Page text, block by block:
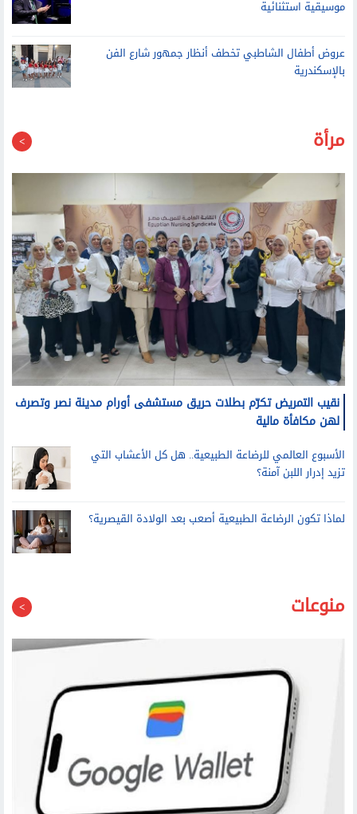
موسيقية استثنائية
عروض أطفال الشاطبي تخطف أنظار جمهور شارع الفن
بالإسكندرية
مرأة
نقيب التمريض تكرّم بطلات حريق مستشفى أورام مدينة نصر وتصرف
لهن مكافأة مالية
الأسبوع العالمي للرضاعة الطبيعية.. هل كل الأعشاب التي
تزيد إدرار اللبن آمنة؟
لماذا تكون الرضاعة الطبيعية أصعب بعد الولادة القيصرية؟
منوعات